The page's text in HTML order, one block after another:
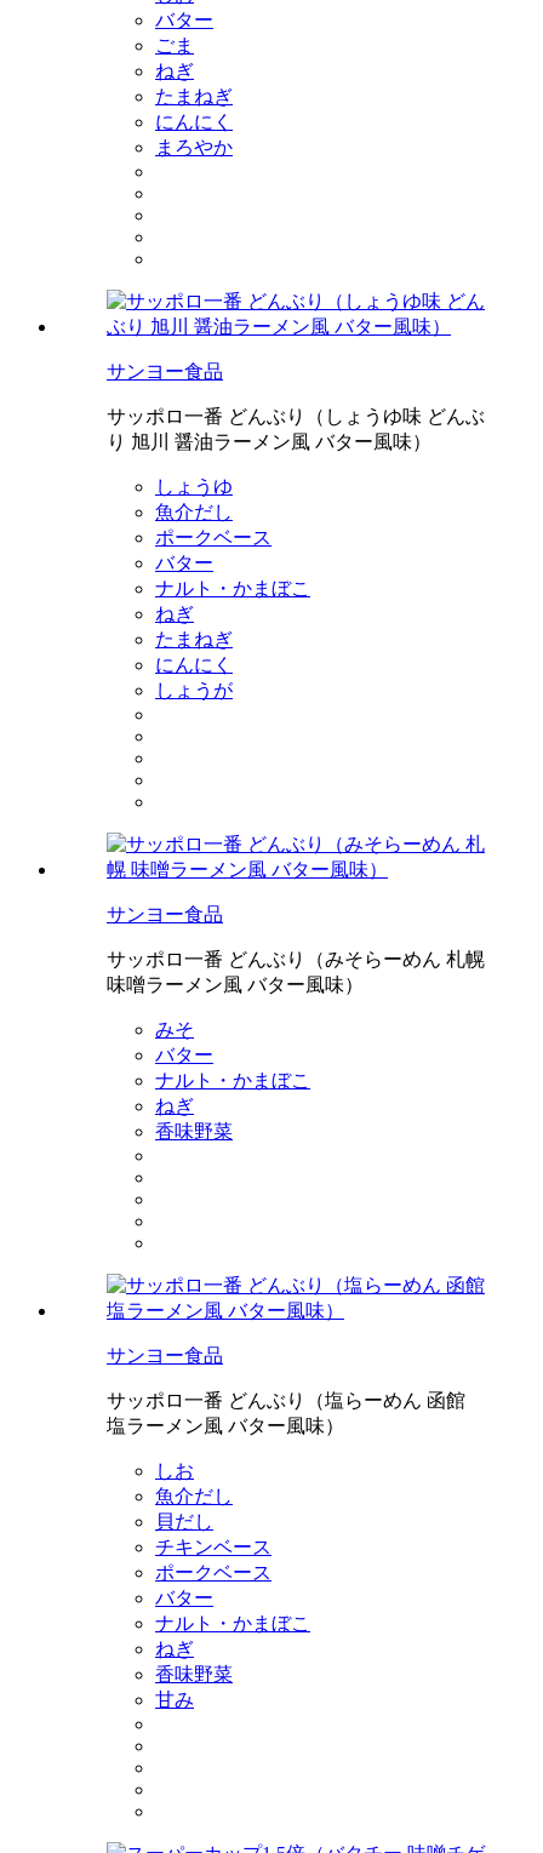
バター
ごま
ねぎ
たまねぎ
にんにく
まろやか
サンヨー食品
サッポロ一番 どんぶり（しょうゆ味 どんぶ
り 旭川 醤油ラーメン風 バター風味）
しょうゆ
魚介だし
ポークベース
バター
ナルト・かまぼこ
ねぎ
たまねぎ
にんにく
しょうが
サンヨー食品
サッポロ一番 どんぶり（みそらーめん 札幌
味噌ラーメン風 バター風味）
みそ
バター
ナルト・かまぼこ
ねぎ
香味野菜
サンヨー食品
サッポロ一番 どんぶり（塩らーめん 函館
塩ラーメン風 バター風味）
しお
魚介だし
貝だし
チキンベース
ポークベース
バター
ナルト・かまぼこ
ねぎ
香味野菜
甘み